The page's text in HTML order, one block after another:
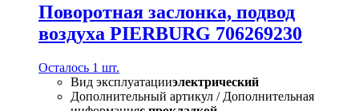
Поворотная заслонка, подвод
воздуха PIERBURG 706269230
Осталось 1 шт.
Вид эксплуатацииэлектрический
Дополнительный артикул / Дополнительная